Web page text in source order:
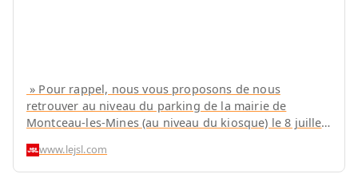
» Pour rappel, nous vous proposons de nous
retrouver au niveau du parking de la mairie de
Montceau-les-Mines (au niveau du kiosque) le 8 juillet
www.lejsl.com